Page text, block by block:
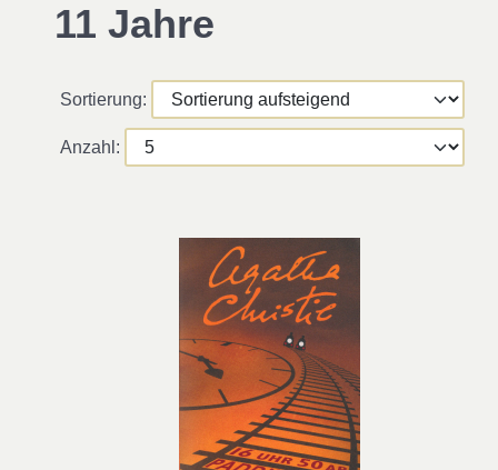
11 Jahre
Sortierung:
Anzahl: